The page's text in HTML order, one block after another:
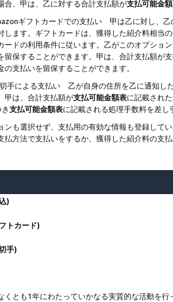
合、甲は、乙に対する合計支払額が支払可能金
ギフトカードでの支払い 甲は乙に対し、乙
します。ギフトカードは、獲得した紹介料相当
ードの利用条件に従います。乙がこのオプショ
留保することができます。甲は、合計支払額が
支払いを留保することができます。
手による支払い 乙が自身の住所を乙に通知し
甲は、合計支払額が支払可能金額表に記載され
支払可能金額表に記載される処理手数料を差し
ンも選択せず、支払用の有効な情報も登録して
払方法で支払いをするか、獲得した紹介料の支
)
トカード)
手)
くとも1年にわたっていかなる実質的な活動を